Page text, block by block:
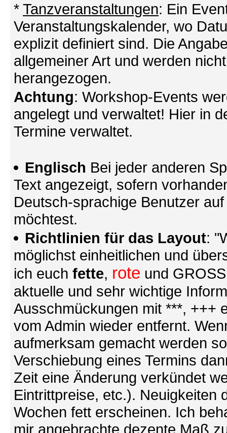
* Tanzveranstaltungen: Ein
Veranstaltungskalender, wo
explizit definiert sind. Die
allgemeiner Art und werden
herangezogen.
Achtung: Workshop-Events
angelegt und verwaltet! Hier in
Termine verwaltet.
Englisch Bei jeder anderen
Text angezeigt, sofern
Deutsch-sprachige Benutzer
möchtest.
Richtlinien für das Layout:
möglichst einheitlichen und
ich euch fette, rote und
aktuelle und sehr wichtige
Ausschmückungen mit ***, +++
vom Admin wieder entfernt.
aufmerksam gemacht werden
Verschiebung eines Termins
Zeit eine Änderung verkündet
Eintrittpreise, etc.). Neuigkeiten
Wochen fett erscheinen. Ich
mir angebrachte dezente Maß